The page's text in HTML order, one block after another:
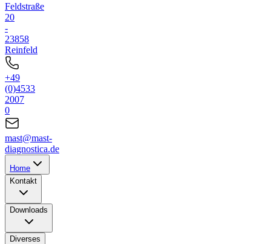
Feldstraße
20
-
23858
Reinfeld
+49
(0)4533
2007
0
mast@mast-
diagnostica.de
Home
Kontakt
Downloads
Diverses